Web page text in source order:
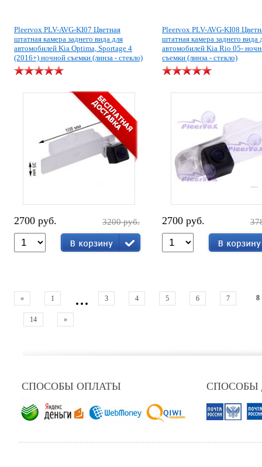
Pleervox PLV-AVG-KI07 Цветная
штатная камера заднего вида для
автомобилей Kia Optima, Sportage 4
(2016+) ночной съемки (линза - стекло)
2700 руб. 3200 руб.
Pleervox PLV-AVG-KI08
штатная камера заднего вида
автомобилей Kia Rio 05-
съемки (линза - стекло)
2700 руб.
« 1 ... 3 4 5 6 7 8
14 »
СПОСОБЫ ОПЛАТЫ СПОСОБЫ